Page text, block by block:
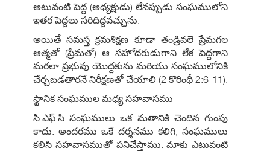
అటువంటి పెద్ద (అధ్యక్షుడు) లేనప్పుడు సంఘములోని
ఇతర పెద్దలు సరిదిద్దవచ్చును.
అయితే సమస్త క్రమశిక్షణ కూడా తండ్రివలె ప్రేమగల
ఆత్మతో (ప్రేమతో) ఆ సహోదరుడుగాని లేక పెద్దగాని
మరలా ప్రభువు యొద్దకును మరియు సంఘములోనికి
చేర్చబడతారనే నిరీక్షణతో చేయాలి (2 కొరింథీ 2:6-11).
స్థానిక సంఘముల మధ్య సహవాసము
సి.ఎఫ్.సి సంఘములు ఒక మతానికి చెందిన గుంపు
కాదు. అందరము ఒకే దర్శనము కలిగి, సంఘములు
కలిసి సహవాసముతో పనిచేస్తాము. మాకు ఎటువంటి